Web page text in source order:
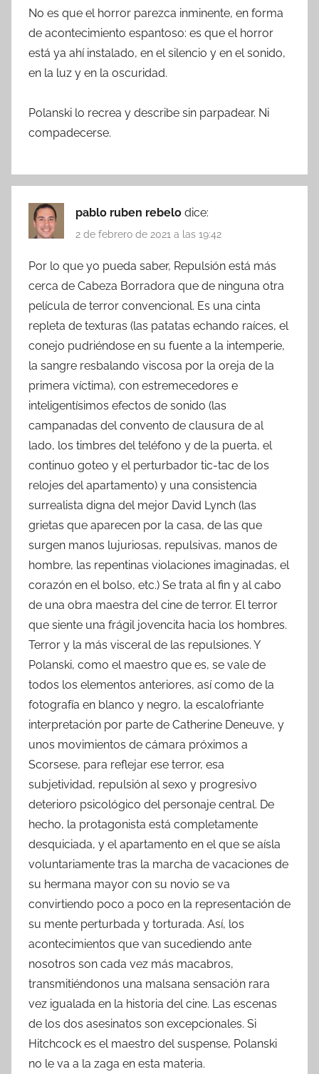
No es que el horror parezca inminente, en forma
de acontecimiento espantoso: es que el horror
está ya ahí instalado, en el silencio y en el sonido,
en la luz y en la oscuridad.
Polanski lo recrea y describe sin parpadear. Ni
compadecerse.
pablo ruben rebelo dice:
2 de febrero de 2021 a las 19:42
Por lo que yo pueda saber, Repulsión está más
cerca de Cabeza Borradora que de ninguna otra
película de terror convencional. Es una cinta
repleta de texturas (las patatas echando raíces, el
conejo pudriéndose en su fuente a la intemperie,
la sangre resbalando viscosa por la oreja de la
primera víctima), con estremecedores e
inteligentísimos efectos de sonido (las
campanadas del convento de clausura de al
lado, los timbres del teléfono y de la puerta, el
continuo goteo y el perturbador tic-tac de los
relojes del apartamento) y una consistencia
surrealista digna del mejor David Lynch (las
grietas que aparecen por la casa, de las que
surgen manos lujuriosas, repulsivas, manos de
hombre, las repentinas violaciones imaginadas, el
corazón en el bolso, etc.) Se trata al fin y al cabo
de una obra maestra del cine de terror. El terror
que siente una frágil jovencita hacia los hombres.
Terror y la más visceral de las repulsiones. Y
Polanski, como el maestro que es, se vale de
todos los elementos anteriores, así como de la
fotografía en blanco y negro, la escalofriante
interpretación por parte de Catherine Deneuve, y
unos movimientos de cámara próximos a
Scorsese, para reflejar ese terror, esa
subjetividad, repulsión al sexo y progresivo
deterioro psicológico del personaje central. De
hecho, la protagonista está completamente
desquiciada, y el apartamento en el que se aísla
voluntariamente tras la marcha de vacaciones de
su hermana mayor con su novio se va
convirtiendo poco a poco en la representación de
su mente perturbada y torturada. Así, los
acontecimientos que van sucediendo ante
nosotros son cada vez más macabros,
transmitiéndonos una malsana sensación rara
vez igualada en la historia del cine. Las escenas
de los dos asesinatos son excepcionales. Si
Hitchcock es el maestro del suspense, Polanski
no le va a la zaga en esta materia.